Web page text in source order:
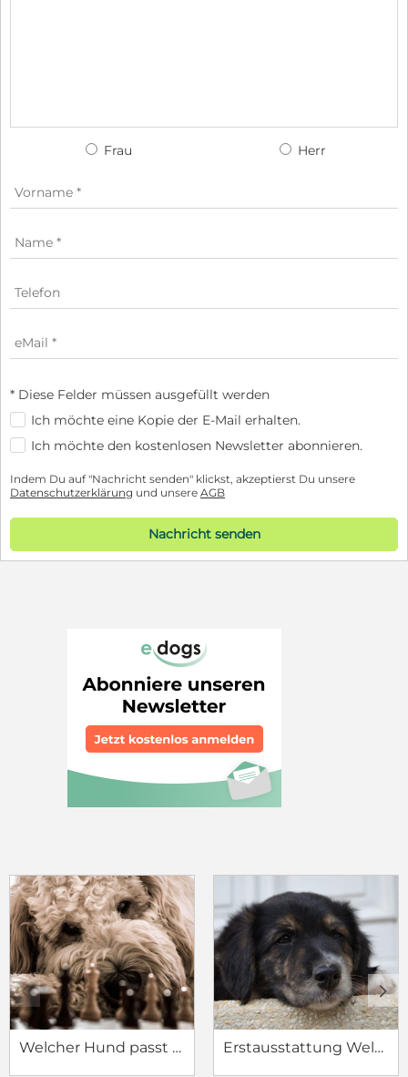
Frau Herr
* Diese Felder müssen ausgefüllt werden
Ich möchte eine Kopie der E-Mail erhalten.
Ich möchte den kostenlosen Newsletter abonnieren.
Indem Du auf "Nachricht senden" klickst, akzeptierst Du unsere
Datenschutzerklärung und unsere AGB
Nachricht senden
Welcher Hund passt zu mir? Erstausstattung Welpe
c d